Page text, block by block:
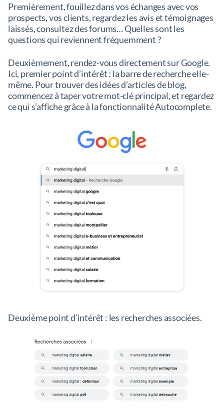
Premièrement, fouillez dans vos échanges avec vos
prospects, vos clients, regardez les avis et témoignages
laissés, consultez des forums… Quelles sont les
questions qui reviennent fréquemment ?
Deuxièmement, rendez-vous directement sur Google.
Ici, premier point d’intérêt : la barre de recherche elle-
même. Pour trouver des idées d’articles de blog,
commencez à taper votre mot-clé principal, et regardez
ce qui s’affiche grâce à la fonctionnalité Autocomplete.
Deuxième point d’intérêt : les recherches associées.